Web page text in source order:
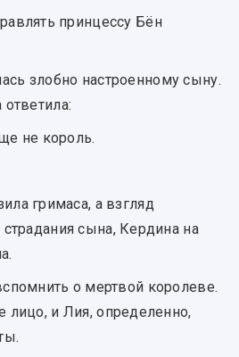
принцессу Бён
злобно настроенному сыну.
не король.
гримаса, а взгляд
сына, Кердина на
о мертвой королеве.
лицо, и Лия, определенно,